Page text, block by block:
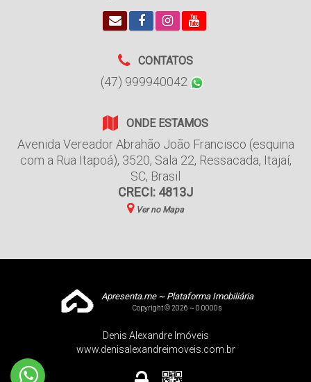
CONTATOS
(47) 999940042
ONDE ESTAMOS
Avenida Vereador Abrahão João Francisco (esquina
com a Rua Itapoá), 3520, Sala 22, Ressacada, Itajaí,
SC, Brasil
CRECI: 4813J
Ver no Mapa
Apresenta.me ~ Plataforma Imobiliária
Copyright © 2026 ~ 0.0000s
Denis Alexandre Imóveis
www.denisalexandreimoveis.com.br